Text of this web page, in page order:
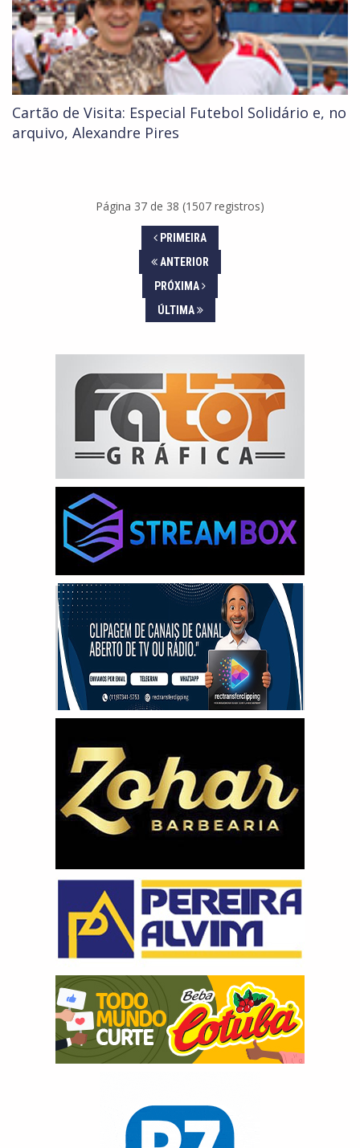
Cartão de Visita: Especial Futebol Solidário e, no
arquivo, Alexandre Pires
Página 37 de 38 (1507 registros)
PRIMEIRA
ANTERIOR
PRÓXIMA
ÚLTIMA